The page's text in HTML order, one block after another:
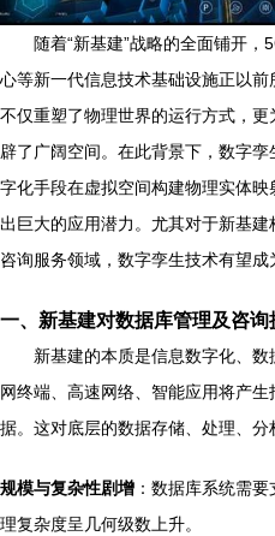
随着“新基建”战略的全面铺开
心等新一代信息技术基础设施正以
不仅重塑了物理世界的运行方式，
辟了广阔空间。在此背景下，数字
字化手段在虚拟空间构建物理实体
出巨大的应用潜力。尤其对于新基
咨询服务领域，数字孪生技术有望成
一、新基建对数据库管理及咨询
新基建的本质是信息数字化、
网终端、高速网络、智能应用将产
据。这对底层的数据存储、处理、分
规模与复杂性剧增 ：数据库系统需
理复杂度呈几何级数上升。